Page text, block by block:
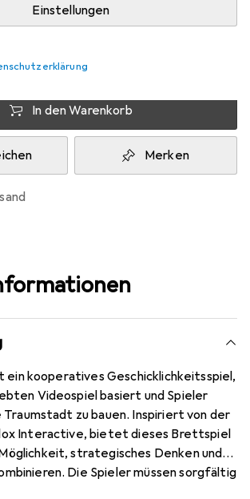
Einstellungen
für genaue Lieferzeit
FR
In den Warenkorb
Merken
ein kooperatives Geschicklichkeitsspiel,
Videospiel basiert und Spieler
Traumstadt zu bauen. Inspiriert von der
Interactive, bietet dieses Brettspiel
strategisches Denken und
Die Spieler müssen sorgfältig